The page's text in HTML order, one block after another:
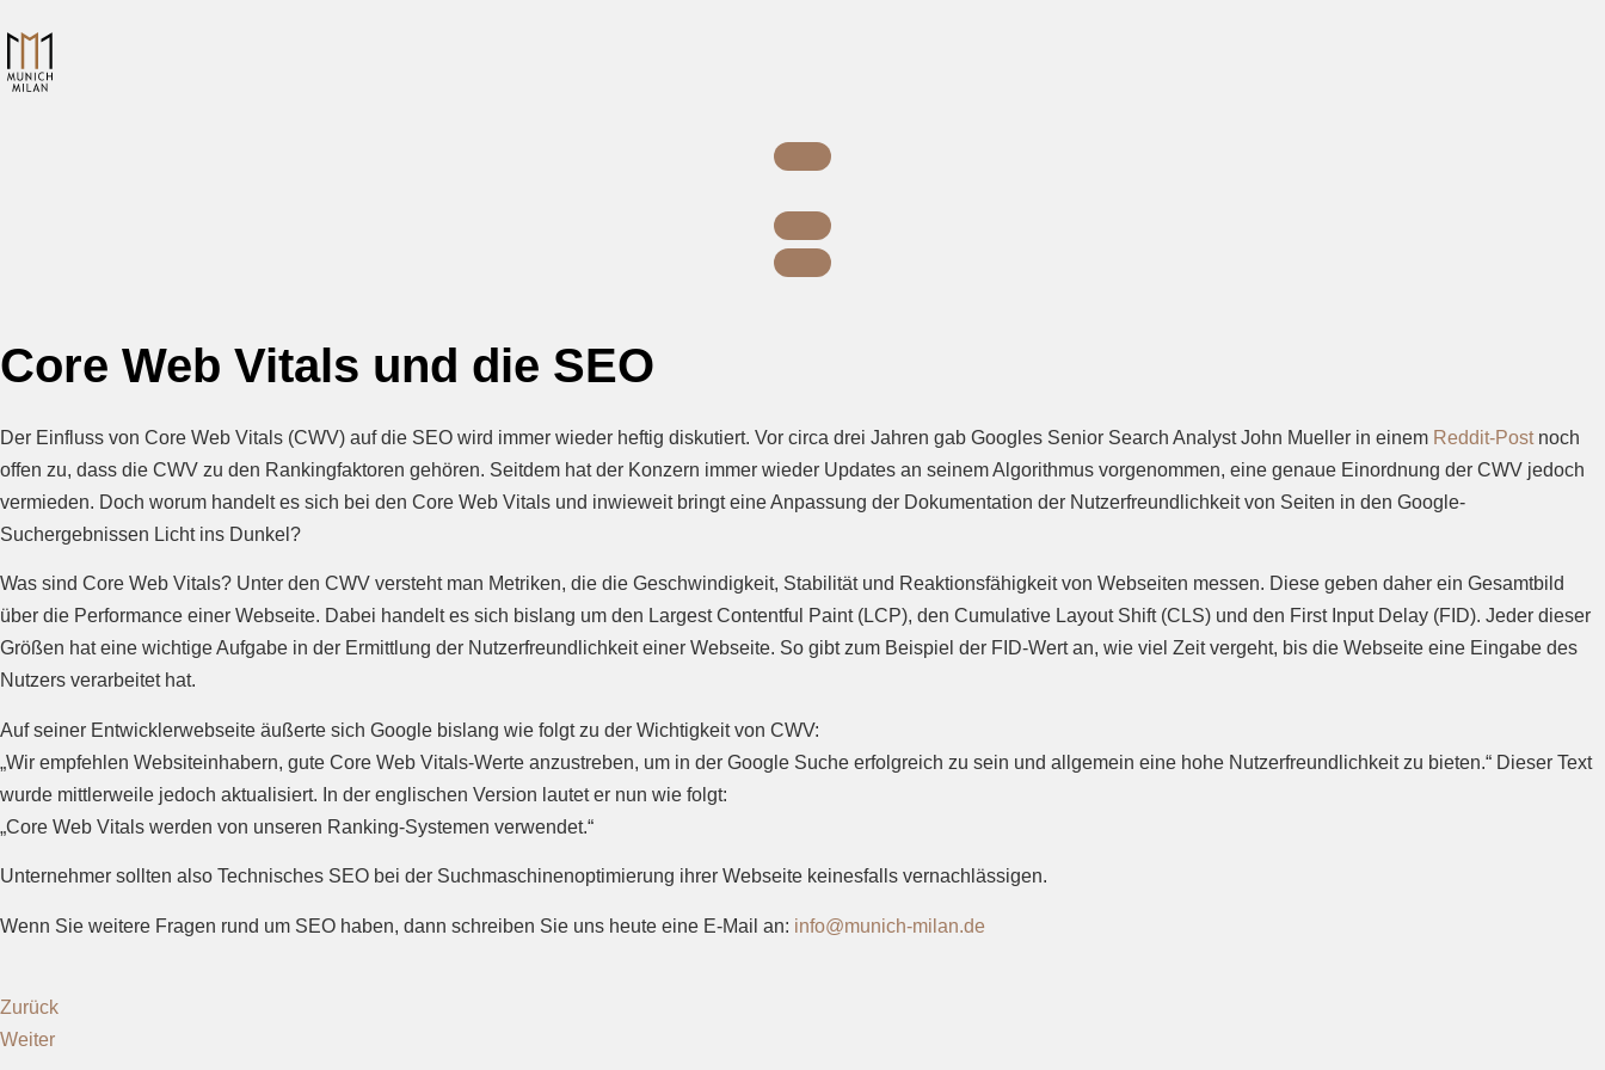
Core Web Vitals und die SEO
Der Einfluss von Core Web Vitals (CWV) auf die SEO wird immer wieder heftig diskutiert. Vor circa drei Jahren gab Googles Senior Search Analyst John Mueller in einem Reddit-Postnoch
offen zu, dass die CWV zu den Rankingfaktoren gehören. Seitdem hat der Konzern immer wieder Updates an seinem Algorithmus vorgenommen, eine genaue Einordnung der CWV jedoch
vermieden. Doch worum handelt es sich bei den Core Web Vitals und inwieweit bringt eine Anpassung der Dokumentation der Nutzerfreundlichkeit von Seiten in den Google-
Suchergebnissen Licht ins Dunkel?
Was sind Core Web Vitals? Unter den CWV versteht man Metriken, die die Geschwindigkeit, Stabilität und Reaktionsfähigkeit von Webseiten messen. Diese geben daher ein Gesamtbild
über die Performance einer Webseite. Dabei handelt es sich bislang um den Largest Contentful Paint (LCP), den Cumulative Layout Shift (CLS) und den First Input Delay (FID). Jeder dieser
Größen hat eine wichtige Aufgabe in der Ermittlung der Nutzerfreundlichkeit einer Webseite. So gibt zum Beispiel der FID-Wert an, wie viel Zeit vergeht, bis die Webseite eine Eingabe des
Nutzers verarbeitet hat.
Auf seiner Entwicklerwebseite äußerte sich Google bislang wie folgt zu der Wichtigkeit von CWV:
„Wir empfehlen Websiteinhabern, gute Core Web Vitals-Werte anzustreben, um in der Google Suche erfolgreich zu sein und allgemein eine hohe Nutzerfreundlichkeit zu bieten.“ Dieser Text
wurde mittlerweile jedoch aktualisiert. In der englischen Version lautet er nun wie folgt:
„Core Web Vitals werden von unseren Ranking-Systemen verwendet.“
Unternehmer sollten also Technisches SEO bei der Suchmaschinenoptimierung ihrer Webseite keinesfalls vernachlässigen.
Wenn Sie weitere Fragen rund um SEO haben, dann schreiben Sie uns heute eine E-Mail an: info@munich-milan.de
Zurück
Weiter